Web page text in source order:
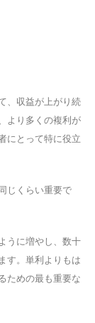
、収益が上がり続
より多くの複利が
にとって特に役立
じくらい重要で
うに増やし、数十
す。単利よりもは
ための最も重要な